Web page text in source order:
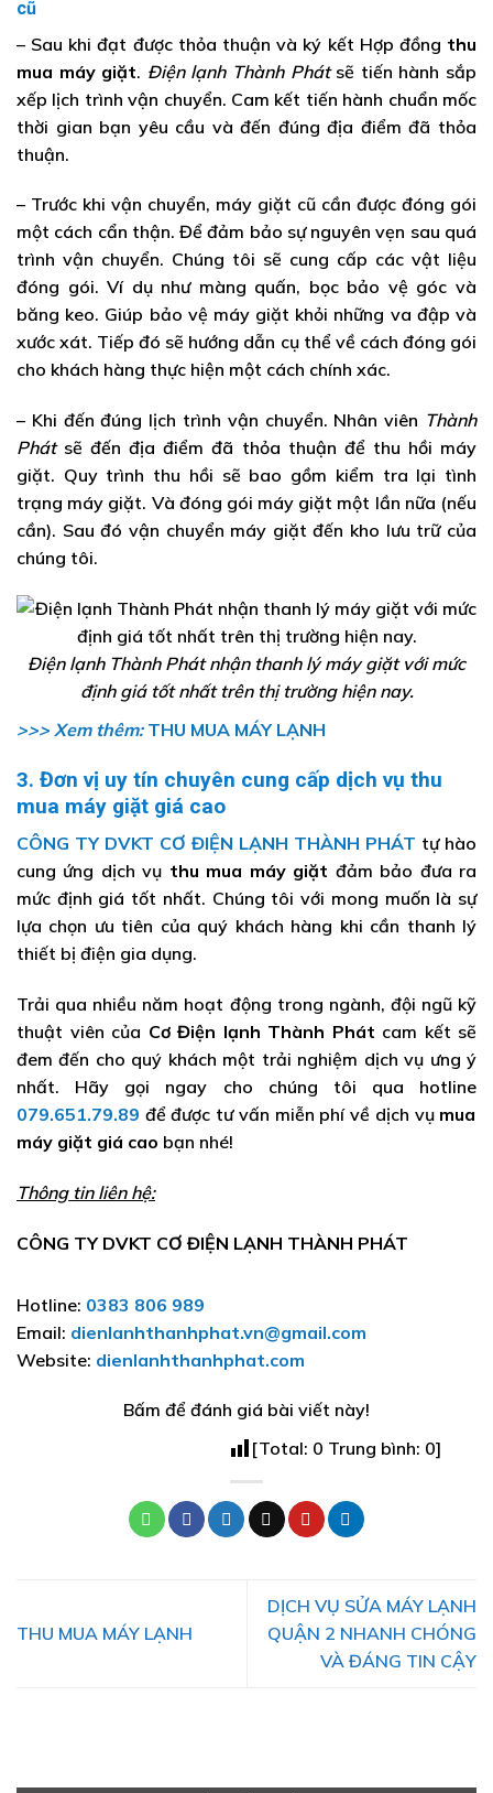
cũ
– Sau khi đạt được thỏa thuận và ký kết Hợp đồng thu
mua máy giặt. Điện lạnh Thành Phátsẽ tiến hành sắp
xếp lịch trình vận chuyển. Cam kết tiến hành chuẩn mốc
thời gian bạn yêu cầu và đến đúng địa điểm đã thỏa
thuận.
– Trước khi vận chuyển, máy giặt cũ cần được đóng gói
một cách cẩn thận. Để đảm bảo sự nguyên vẹn sau quá
trình vận chuyển. Chúng tôi sẽ cung cấp các vật liệu
đóng gói. Ví dụ như màng quấn, bọc bảo vệ góc và
băng keo. Giúp bảo vệ máy giặt khỏi những va đập và
xước xát. Tiếp đó sẽ hướng dẫn cụ thể về cách đóng gói
cho khách hàng thực hiện một cách chính xác.
– Khi đến đúng lịch trình vận chuyển. Nhân viên Thành
Phátsẽ đến địa điểm đã thỏa thuận để thu hồi máy
giặt. Quy trình thu hồi sẽ bao gồm kiểm tra lại tình
trạng máy giặt. Và đóng gói máy giặt một lần nữa (nếu
cần). Sau đó vận chuyển máy giặt đến kho lưu trữ của
chúng tôi.
Điện lạnh Thành Phát nhận thanh lý máy giặt với mức
định giá tốt nhất trên thị trường hiện nay.
>>> Xem thêm: THU MUA MÁY LẠNH
3. Đơn vị uy tín chuyên cung cấp dịch vụ thu
mua máy giặt giá cao
CÔNG TY DVKT CƠ ĐIỆN LẠNH THÀNH PHÁT tự hào
cung ứng dịch vụ thu mua máy giặt đảm bảo đưa ra
mức định giá tốt nhất. Chúng tôi với mong muốn là sự
lựa chọn ưu tiên của quý khách hàng khi cần thanh lý
thiết bị điện gia dụng.
Trải qua nhiều năm hoạt động trong ngành, đội ngũ kỹ
thuật viên của Cơ Điện lạnh Thành Phát cam kết sẽ
đem đến cho quý khách một trải nghiệm dịch vụ ưng ý
nhất. Hãy gọi ngay cho chúng tôi
qua hotline
079.651.79.89 để được tư vấn miễn phí về dịch vụ mua
máy giặt giá cao bạn nhé!
Thông tin liên hệ:
CÔNG TY DVKT CƠ ĐIỆN LẠNH THÀNH PHÁT
Hotline: 0383 806 989
Email: dienlanhthanhphat.vn@gmail.com
Website: dienlanhthanhphat.com
Bấm để đánh giá bài viết này!
[Total: 0 Trung bình: 0]
THU MUA MÁY LẠNH
DỊCH VỤ SỬA MÁY LẠNH
QUẬN 2 NHANH CHÓNG
VÀ ĐÁNG TIN CẬY